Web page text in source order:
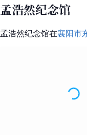
孟浩然纪念馆
孟浩然纪念馆在襄阳市